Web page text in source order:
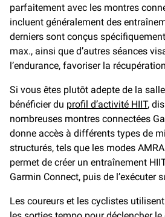
parfaitement avec les montres
incluent généralement des
derniers sont conçus
max., ainsi que d’autres séances
l’endurance, favoriser la
Si vous êtes plutôt adepte de la
bénéficier du profil d’activité HIIT,
nombreuses montres connectées
donne accès à différents types de
structurés, tels que les modes
permet de créer un entraînement
Garmin Connect, puis de l’exécuter
Les coureurs et les cyclistes